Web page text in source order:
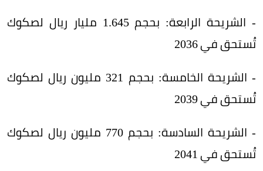
- الشريحة الرابعة: بحجم 1.645 مليار ريال لصكوك
تُستحق في 2036
- الشريحة الخامسة: بحجم 321 مليون ريال لصكوك
تُستحق في 2039
- الشريحة السادسة: بحجم 770 مليون ريال لصكوك
تُستحق في 2041